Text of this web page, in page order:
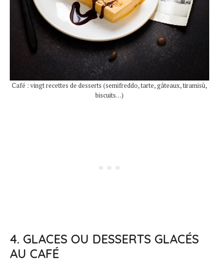
Café : vingt recettes de desserts (semifreddo, tarte, gâteaux, tiramisù,
biscuits…)
4. GLACES OU DESSERTS GLACÉS
AU CAFÉ